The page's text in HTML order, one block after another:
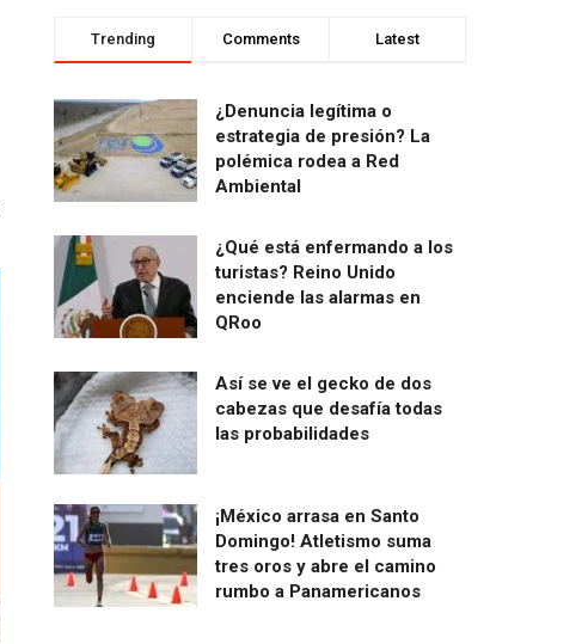
Trending Comments Latest
¿Denuncia legítima o
estrategia de presión? La
polémica rodea a Red
Ambiental
¿Qué está enfermando a los
turistas? Reino Unido
enciende las alarmas en
QRoo
Así se ve el gecko de dos
cabezas que desafía todas
las probabilidades
¡México arrasa en Santo
Domingo! Atletismo suma
tres oros y abre el camino
rumbo a Panamericanos